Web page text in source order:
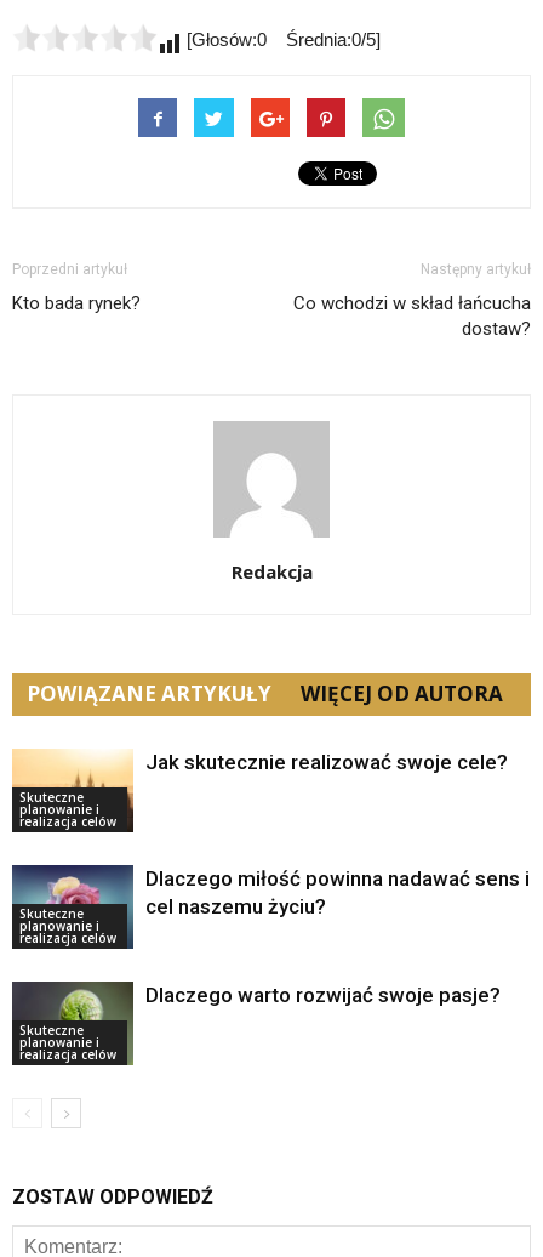
[Głosów:0 Średnia:0/5]
Poprzedni artykuł
Kto bada rynek?
Następny artykuł
Co wchodzi w skład łańcucha
dostaw?
Redakcja
POWIĄZANE ARTYKUŁY WIĘCEJ OD AUTORA
Skuteczne
planowanie i
realizacja celów
Jak skutecznie realizować swoje cele?
Skuteczne
planowanie i
realizacja celów
Dlaczego miłość powinna nadawać sens i
cel naszemu życiu?
Skuteczne
planowanie i
realizacja celów
Dlaczego warto rozwijać swoje pasje?
ZOSTAW ODPOWIEDŹ